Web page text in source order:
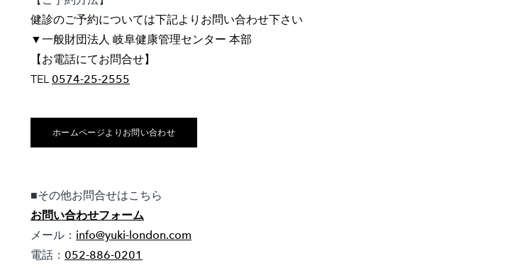
健診のご予約については下記よりお問い合わせ下さい
▼一般財団法人 岐阜健康管理センター 本部
【お電話にてお問合せ】
TEL 0574-25-2555
ホームページよりお問い合わせ
■その他お問合せはこちら
お問い合わせフォーム
メール： info@yuki-london.com
電話： 052-886-0201